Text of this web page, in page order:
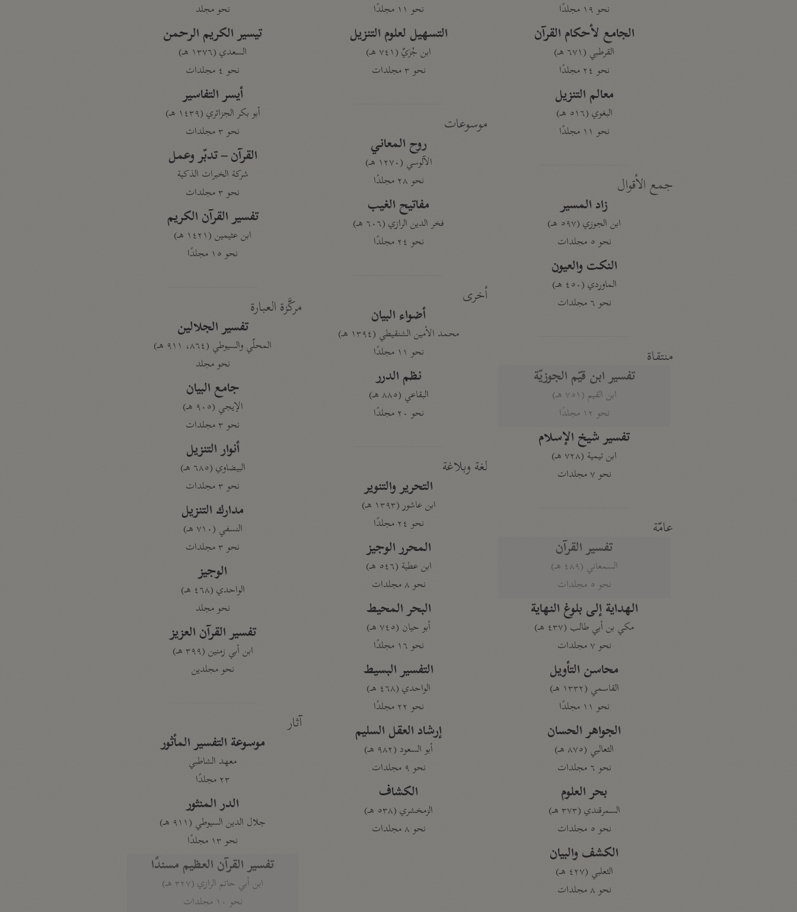
نحو ١٩ مجلدًا
الجامع لأحكام القرآن
القرطبي (٦٧١ هـ)
نحو ٢٤ مجلدًا
معالم التنزيل
البغوي (٥١٦ هـ)
نحو ١١ مجلدًا
جمع الأقوال
زاد المسير
ابن الجوزي (٥٩٧ هـ)
نحو ٥ مجلدات
النكت والعيون
الماوردي (٤٥٠ هـ)
نحو ٦ مجلدات
منتقاة
تفسير ابن قيّم الجوزيّة
ابن القيم (٧٥١ هـ)
نحو ١٢ مجلدًا
تفسير شيخ الإسلام
ابن تيمية (٧٢٨ هـ)
نحو ٧ مجلدات
عامّة
تفسير القرآن
السمعاني (٤٨٩ هـ)
نحو ٥ مجلدات
الهداية إلى بلوغ النهاية
مكي بن أبي طالب (٤٣٧ هـ)
نحو ٧ مجلدات
محاسن التأويل
القاسمي (١٣٣٢ هـ)
نحو ١١ مجلدًا
الجواهر الحسان
الثعالبي (٨٧٥ هـ)
نحو ٦ مجلدات
بحر العلوم
السمرقندي (٣٧٣ هـ)
نحو ٥ مجلدات
الكشف والبيان
الثعلبي (٤٢٧ هـ)
نحو ٨ مجلدات
نحو ١١ مجلدًا
التسهيل لعلوم التنزيل
ابن جُزَيّ (٧٤١ هـ)
نحو ٣ مجلدات
موسوعات
روح المعاني
الآلوسي (١٢٧٠ هـ)
نحو ٢٨ مجلدًا
مفاتيح الغيب
فخر الدين الرازي (٦٠٦ هـ)
نحو ٢٤ مجلدًا
أخرى
أضواء البيان
محمد الأمين الشنقيطي (١٣٩٤ هـ)
نحو ١١ مجلدًا
نظم الدرر
البقاعي (٨٨٥ هـ)
نحو ٢٠ مجلدًا
لغة وبلاغة
التحرير والتنوير
ابن عاشور (١٣٩٣ هـ)
نحو ٢٤ مجلدًا
المحرر الوجيز
ابن عطية (٥٤٦ هـ)
نحو ٨ مجلدات
البحر المحيط
أبو حيان (٧٤٥ هـ)
نحو ١٦ مجلدًا
التفسير البسيط
الواحدي (٤٦٨ هـ)
نحو ٢٢ مجلدًا
إرشاد العقل السليم
أبو السعود (٩٨٢ هـ)
نحو ٩ مجلدات
الكشاف
الزمخشري (٥٣٨ هـ)
نحو ٨ مجلدات
نحو مجلد
تيسير الكريم الرحمن
السعدي (١٣٧٦ هـ)
نحو ٤ مجلدات
أيسر التفاسير
أبو بكر الجزائري (١٤٣٩ هـ)
نحو ٣ مجلدات
القرآن – تدبّر وعمل
شركة الخبرات الذكية
نحو ٣ مجلدات
تفسير القرآن الكريم
ابن عثيمين (١٤٢١ هـ)
نحو ١٥ مجلدًا
مركَّزة العبارة
تفسير الجلالين
المحلّي والسيوطي (٨٦٤، ٩١١ هـ)
نحو مجلد
جامع البيان
الإيجي (٩٠٥ هـ)
نحو ٣ مجلدات
أنوار التنزيل
البيضاوي (٦٨٥ هـ)
نحو ٣ مجلدات
مدارك التنزيل
النسفي (٧١٠ هـ)
نحو ٣ مجلدات
الوجيز
الواحدي (٤٦٨ هـ)
نحو مجلد
تفسير القرآن العزيز
ابن أبي زمنين (٣٩٩ هـ)
نحو مجلدين
آثار
موسوعة التفسير المأثور
معهد الشاطبي
٢٣ مجلدًا
الدر المنثور
جلال الدين السيوطي (٩١١ هـ)
نحو ١٣ مجلدًا
تفسير القرآن العظيم مسندًا
ابن أبي حاتم الرازي (٣٢٧ هـ)
نحو ١٠ مجلدات